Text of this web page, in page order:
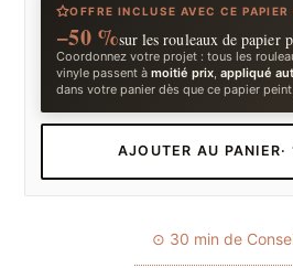
OFFRE INCLUSE AVEC CE PAPIER
−50 %sur les rouleaux de papier
Coordonnez votre projet : tous les
vinyle passent àmoitié prix,appliqué
dans votre panier dès que ce papier
AJOUTER AU PANIER
⊙ 30 min de